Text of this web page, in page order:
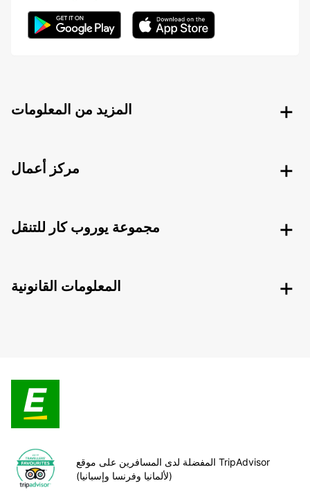
المزيد من المعلومات
مركز أعمال
مجموعة يوروب كار للتنقل
المعلومات القانونية
المفضلة لدى المسافرين على موقع TripAdvisor
(لألمانيا وفرنسا وإسبانيا)